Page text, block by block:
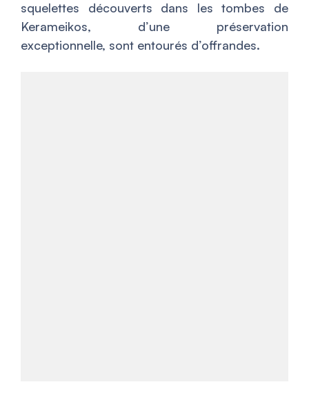
squelettes découverts dans les tombes de
Kerameikos, d’une préservation
exceptionnelle, sont entourés d’offrandes.